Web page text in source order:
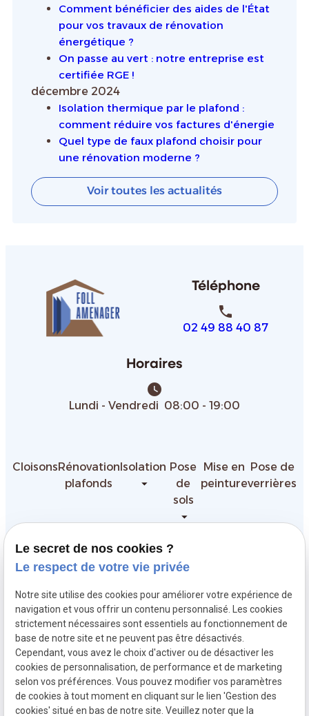
Comment bénéficier des aides de l'État
pour vos travaux de rénovation
énergétique ?
On passe au vert : notre entreprise est
certifiée RGE !
décembre 2024
Isolation thermique par le plafond :
comment réduire vos factures d'énergie
Quel type de faux plafond choisir pour
une rénovation moderne ?
Voir toutes les actualités
Téléphone
phone
02 49 88 40 87
Horaires
watch_later
Lundi - Vendredi 08:00 - 19:00
CloisonsRénovation
plafonds
Isolation Pose
de
sols
Mise en
peinture
Pose de
verrières
Garantie décennale
Mentions légales
Politique de
confidentialité
Gestion Plan du
Siret :
91948066500018
Le secret de nos cookies ?
Le respect de votre vie privée
Notre site utilise des cookies pour améliorer votre expérience de
navigation et vous offrir un contenu personnalisé. Les cookies
strictement nécessaires sont essentiels au fonctionnement de
base de notre site et ne peuvent pas être désactivés.
Cependant, vous avez le choix d'activer ou de désactiver les
cookies de personnalisation, de performance et de marketing
selon vos préférences. Vous pouvez modifier vos paramètres
de cookies à tout moment en cliquant sur le lien 'Gestion des
cookies' situé en bas de notre site. Veuillez noter que la